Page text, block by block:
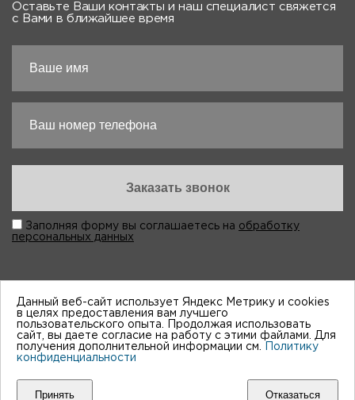
Оставьте Ваши контакты и наш специалист свяжется
с Вами в ближайшее время
Заполняя форму вы соглашаетесь на обработку
персональных данных
“Виктория-Авто”, 1998-2026
Мы принимем к оплате:
Данный веб-сайт использует Яндекс Метрику и cookies
в целях предоставления вам лучшего
пользовательского опыта. Продолжая использовать
сайт, вы даете согласие на работу с этими файлами. Для
получения дополнительной информации см.
Политику
конфиденциальности
Принять Отказаться